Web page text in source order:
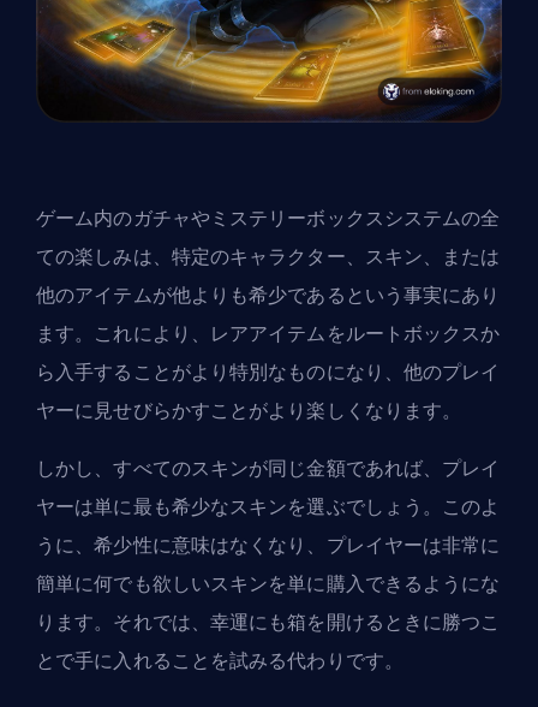
ゲーム内のガチャやミステリーボックスシステムの全
ての楽しみは、特定のキャラクター、スキン、または
他のアイテムが他よりも希少であるという事実にあり
ます。これにより、レアアイテムをルートボックスか
ら入手することがより特別なものになり、他のプレイ
ヤーに見せびらかすことがより楽しくなります。
しかし、すべてのスキンが同じ金額であれば、プレイ
ヤーは単に最も希少なスキンを選ぶでしょう。このよ
うに、希少性に意味はなくなり、プレイヤーは非常に
簡単に何でも欲しいスキンを単に購入できるようにな
ります。それでは、幸運にも箱を開けるときに勝つこ
とで手に入れることを試みる代わりです。